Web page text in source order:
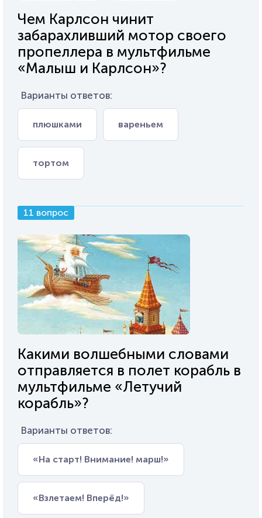
Чем Карлсон чинит
забарахливший мотор своего
пропеллера в мультфильме
«Малыш и Карлсон»?
Варианты ответов:
плюшками вареньем
тортом
11 вопрос
Какими волшебными словами
отправляется в полет корабль в
мультфильме «Летучий
корабль»?
Варианты ответов:
«На старт! Внимание! марш!»
«Взлетаем! Вперёд!»